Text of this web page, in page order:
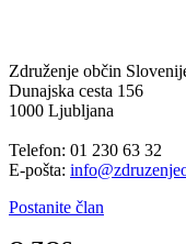
Združenje občin
Dunajska cesta 156
1000 Ljubljana
Telefon: 01 230 63 32
E-pošta:
Postanite član